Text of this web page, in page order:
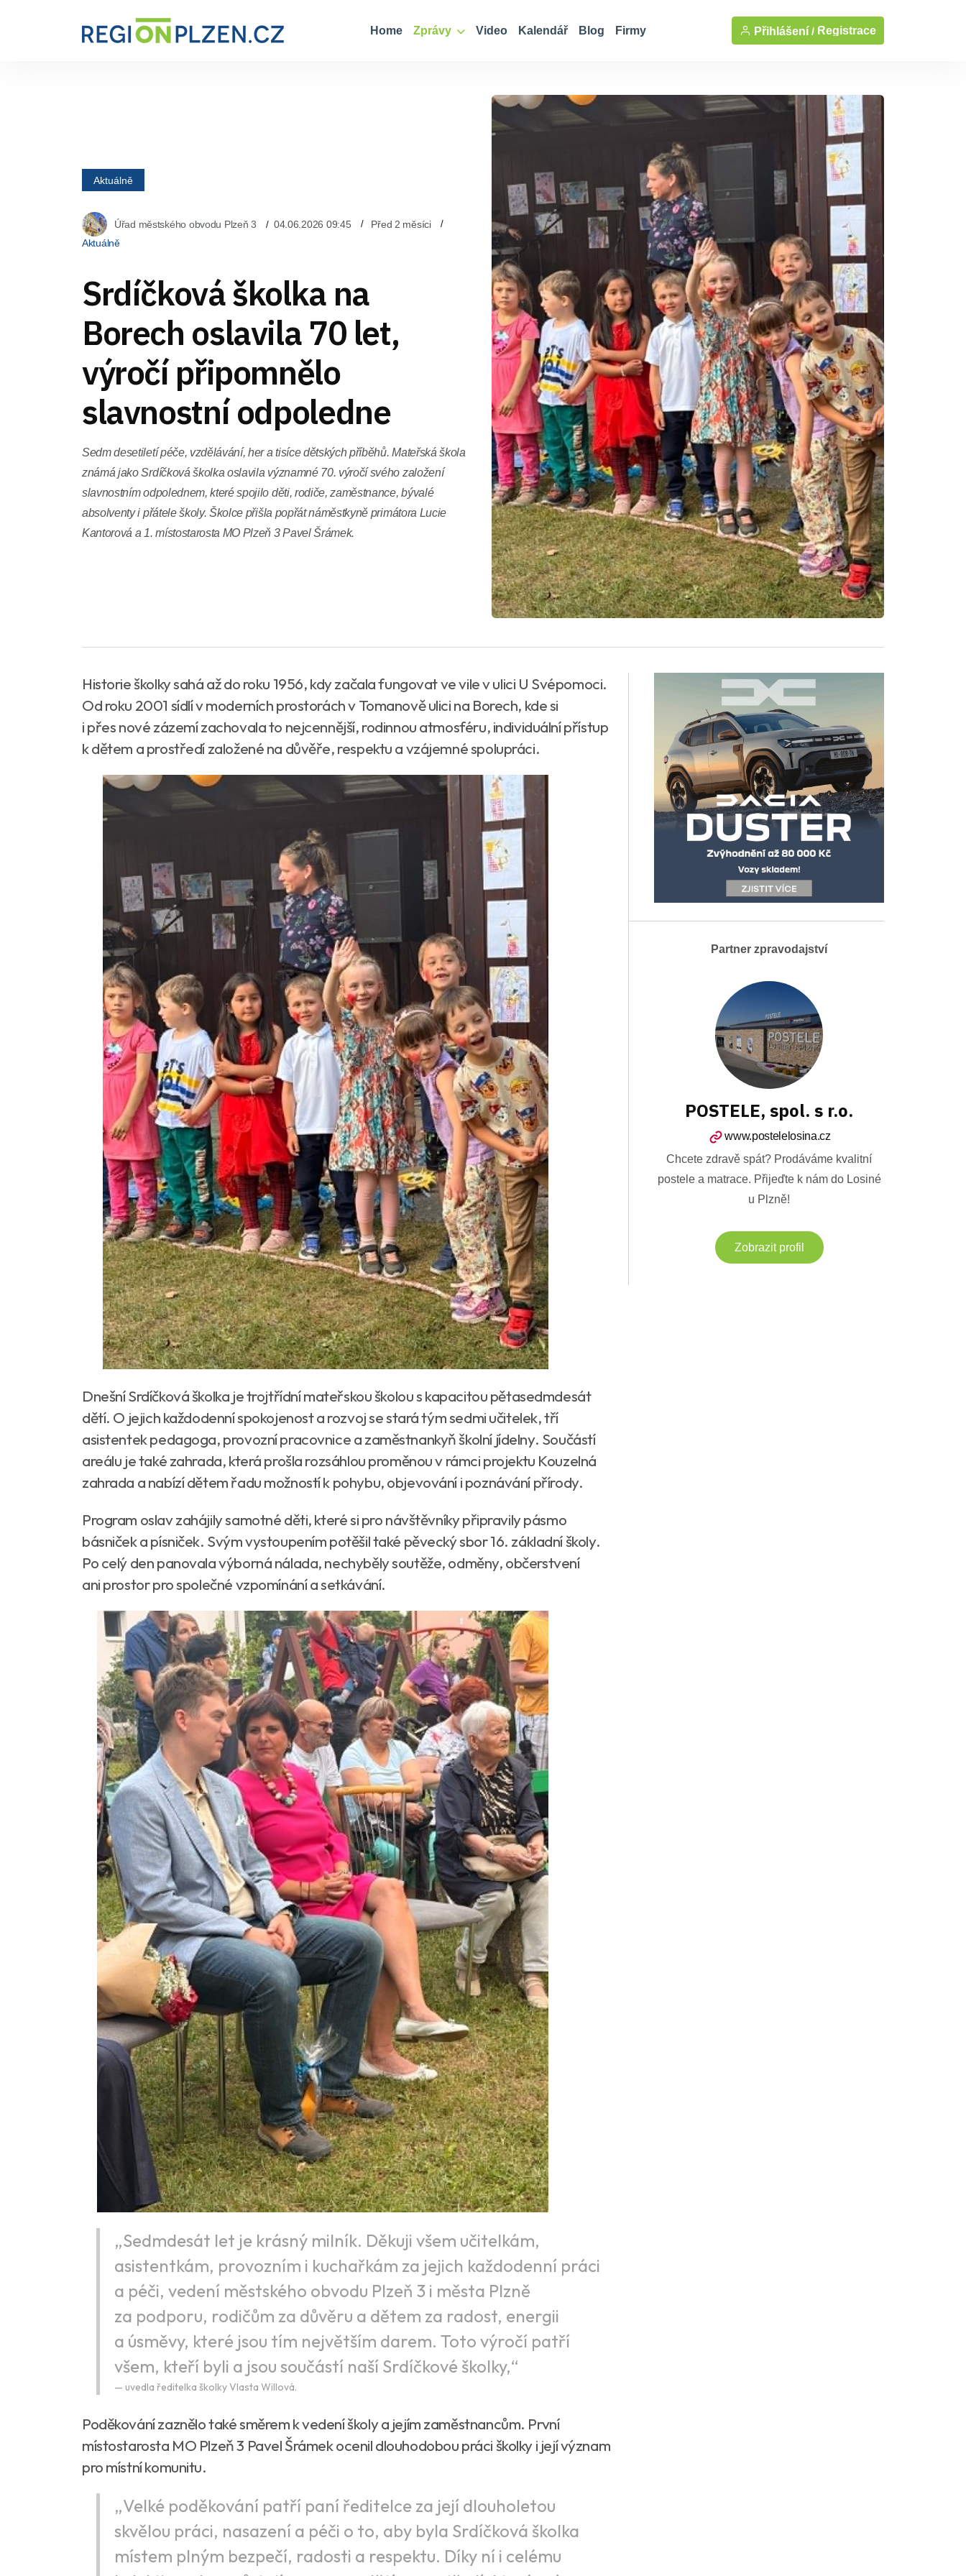
Home Zprávy Video Kalendář Blog Firmy Přihlášení / Registrace
Aktuálně
Úřad městského obvodu Plzeň 3 04.06.2026 09:45
Před 2 měsíci
Aktuálně
Srdíčková školka na
Borech oslavila 70 let,
výročí připomnělo
slavnostní odpoledne
Sedm desetiletí péče, vzdělávání, her a tisíce dětských příběhů. Mateřská škola
známá jako Srdíčková školka oslavila významné 70. výročí svého založení
slavnostním odpolednem, které spojilo děti, rodiče, zaměstnance, bývalé
absolventy i přátele školy. Školce přišla popřát náměstkyně primátora Lucie
Kantorová a 1. místostarosta MO Plzeň 3 Pavel Šrámek.
Historie školky sahá až do roku 1956, kdy začala fungovat ve vile v ulici U Svépomoci.
Od roku 2001 sídlí v moderních prostorách v Tomanově ulici na Borech, kde si
i přes nové zázemí zachovala to nejcennější, rodinnou atmosféru, individuální přístup
k dětem a prostředí založené na důvěře, respektu a vzájemné spolupráci.
Dnešní Srdíčková školka je trojtřídní mateřskou školou s kapacitou pětasedmdesát
dětí. O jejich každodenní spokojenost a rozvoj se stará tým sedmi učitelek, tří
asistentek pedagoga, provozní pracovnice a zaměstnankyň školní jídelny. Součástí
areálu je také zahrada, která prošla rozsáhlou proměnou v rámci projektu Kouzelná
zahrada a nabízí dětem řadu možností k pohybu, objevování i poznávání přírody.
Program oslav zahájily samotné děti, které si pro návštěvníky připravily pásmo
básniček a písniček. Svým vystoupením potěšil také pěvecký sbor 16. základní školy.
Po celý den panovala výborná nálada, nechyběly soutěže, odměny, občerstvení
ani prostor pro společné vzpomínání a setkávání.
„Sedmdesát let je krásný milník. Děkuji všem učitelkám,
asistentkám, provozním i kuchařkám za jejich každodenní práci
a péči, vedení městského obvodu Plzeň 3 i města Plzně
za podporu, rodičům za důvěru a dětem za radost, energii
a úsměvy, které jsou tím největším darem. Toto výročí patří
všem, kteří byli a jsou součástí naší Srdíčkové školky,“
uvedla ředitelka školky Vlasta Willová.
Poděkování zaznělo také směrem k vedení školy a jejím zaměstnancům. První
místostarosta MO Plzeň 3 Pavel Šrámek ocenil dlouhodobou práci školky i její význam
pro místní komunitu.
„Velké poděkování patří paní ředitelce za její dlouholetou
skvělou práci, nasazení a péči o to, aby byla Srdíčková školka
místem plným bezpečí, radosti a respektu. Díky ní i celému
Partner zpravodajství
POSTELE, spol. s r.o.
www.postelelosina.cz
Chcete zdravě spát? Prodáváme kvalitní
postele a matrace. Přijeďte k nám do Losiné
u Plzně!
Zobrazit profil